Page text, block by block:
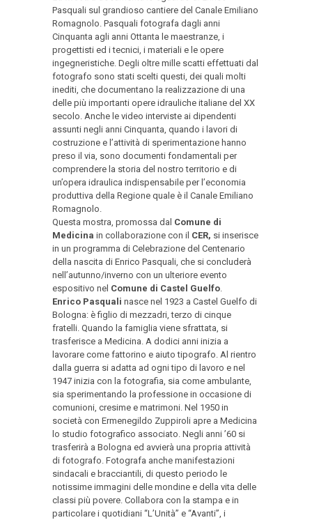
Pasquali sul grandioso cantiere del Canale Emiliano
Romagnolo. Pasquali fotografa dagli anni
Cinquanta agli anni Ottanta le maestranze, i
progettisti ed i tecnici, i materiali e le opere
ingegneristiche. Degli oltre mille scatti effettuati dal
fotografo sono stati scelti questi, dei quali molti
inediti, che documentano la realizzazione di una
delle più importanti opere idrauliche italiane del XX
secolo. Anche le video interviste ai dipendenti
assunti negli anni Cinquanta, quando i lavori di
costruzione e l’attività di sperimentazione hanno
preso il via, sono documenti fondamentali per
comprendere la storia del nostro territorio e di
un’opera idraulica indispensabile per l’economia
produttiva della Regione quale è il Canale Emiliano
Romagnolo.
Questa mostra, promossa dal Comune di
Medicina in collaborazione con il CER, si inserisce
in un programma di Celebrazione del Centenario
della nascita di Enrico Pasquali, che si concluderà
nell’autunno/inverno con un ulteriore evento
espositivo nel Comune di Castel Guelfo.
Enrico Pasquali nasce nel 1923 a Castel Guelfo di
Bologna: è figlio di mezzadri, terzo di cinque
fratelli. Quando la famiglia viene sfrattata, si
trasferisce a Medicina. A dodici anni inizia a
lavorare come fattorino e aiuto tipografo. Al rientro
dalla guerra si adatta ad ogni tipo di lavoro e nel
1947 inizia con la fotografia, sia come ambulante,
sia sperimentando la professione in occasione di
comunioni, cresime e matrimoni. Nel 1950 in
società con Ermenegildo Zuppiroli apre a Medicina
lo studio fotografico associato. Negli anni ’60 si
trasferirà a Bologna ed avvierà una propria attività
di fotografo. Fotografa anche manifestazioni
sindacali e bracciantili, di questo periodo le
notissime immagini delle mondine e della vita delle
classi più povere. Collabora con la stampa e in
particolare i quotidiani “L’Unità” e “Avanti”, i